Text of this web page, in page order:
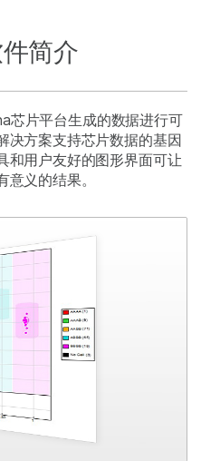
简介
芯片平台生成的数据进行可
决方案支持芯片数据的基因
和用户友好的图形界面可让
义的结果。